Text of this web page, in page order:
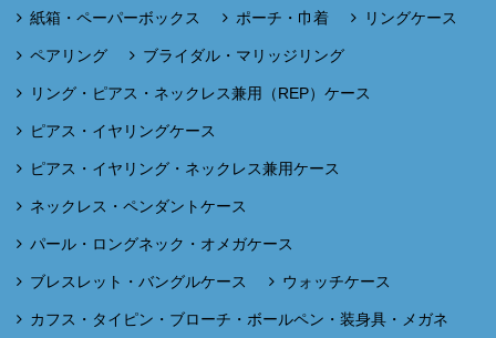
紙箱・ペーパーボックス ポーチ・巾着 リングケース
ペアリング ブライダル・マリッジリング
リング・ピアス・ネックレス兼用（REP）ケース
ピアス・イヤリングケース
ピアス・イヤリング・ネックレス兼用ケース
ネックレス・ペンダントケース
パール・ロングネック・オメガケース
ブレスレット・バングルケース ウォッチケース
カフス・タイピン・ブローチ・ボールペン・装身具・メガネ